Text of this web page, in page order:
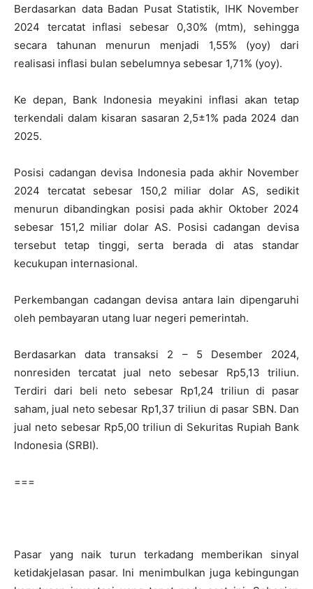
Berdasarkan data Badan Pusat Statistik, IHK November
2024 tercatat inflasi sebesar 0,30% (mtm), sehingga
secara tahunan menurun menjadi 1,55% (yoy) dari
realisasi inflasi bulan sebelumnya sebesar 1,71% (yoy).
Ke depan, Bank Indonesia meyakini inflasi akan tetap
terkendali dalam kisaran sasaran 2,5±1% pada 2024 dan
2025.
Posisi cadangan devisa Indonesia pada akhir November
2024 tercatat sebesar 150,2 miliar dolar AS, sedikit
menurun dibandingkan posisi pada akhir Oktober 2024
sebesar 151,2 miliar dolar AS. Posisi cadangan devisa
tersebut tetap tinggi, serta berada di atas standar
kecukupan internasional.
Perkembangan cadangan devisa antara lain dipengaruhi
oleh pembayaran utang luar negeri pemerintah.
Berdasarkan data transaksi 2 – 5 Desember 2024,
nonresiden tercatat jual neto sebesar Rp5,13 triliun.
Terdiri dari beli neto sebesar Rp1,24 triliun di pasar
saham, jual neto sebesar Rp1,37 triliun di pasar SBN. Dan
jual neto sebesar Rp5,00 triliun di Sekuritas Rupiah Bank
Indonesia (SRBI).
===
Pasar yang naik turun terkadang memberikan sinyal
ketidakjelasan pasar. Ini menimbulkan juga kebingungan